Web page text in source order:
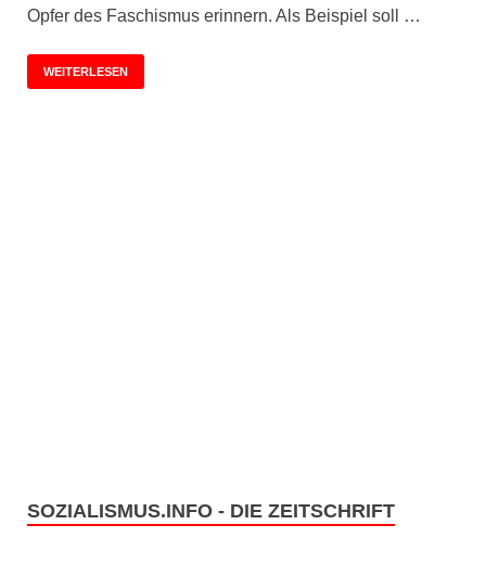
Opfer des Faschismus erinnern. Als Beispiel soll …
WEITERLESEN
SOZIALISMUS.INFO - DIE ZEITSCHRIFT